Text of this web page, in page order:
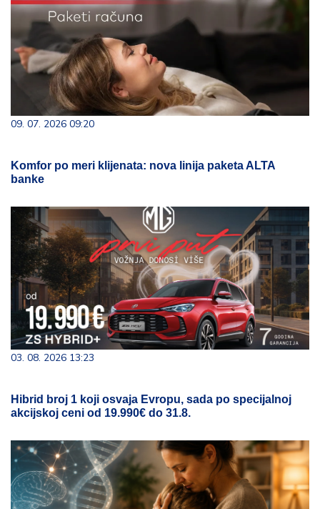
09. 07. 2026 09:20
Komfor po meri klijenata: nova linija paketa ALTA
banke
03. 08. 2026 13:23
Hibrid broj 1 koji osvaja Evropu, sada po specijalnoj
akcijskoj ceni od 19.990€ do 31.8.